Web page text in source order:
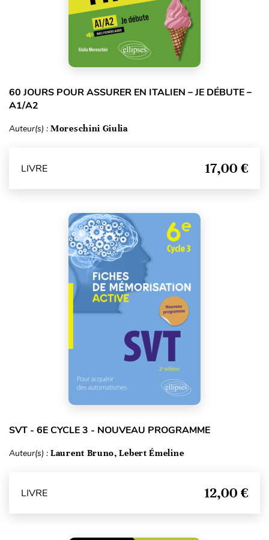
60 JOURS POUR ASSURER EN ITALIEN – JE DÉBUTE –
A1/A2
Auteur(s) : Moreschini Giulia
LIVRE 17,00 €
SVT - 6E CYCLE 3 - NOUVEAU PROGRAMME
Auteur(s) : Laurent Bruno, Lebert Émeline
LIVRE 12,00 €